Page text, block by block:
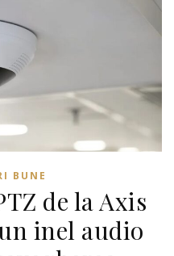
BUNE
de la Axis
inel audio